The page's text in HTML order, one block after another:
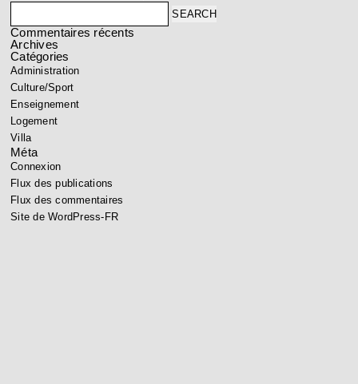
Commentaires récents
Archives
Catégories
Administration
Culture/Sport
Enseignement
Logement
Villa
Méta
Connexion
Flux des publications
Flux des commentaires
Site de WordPress-FR